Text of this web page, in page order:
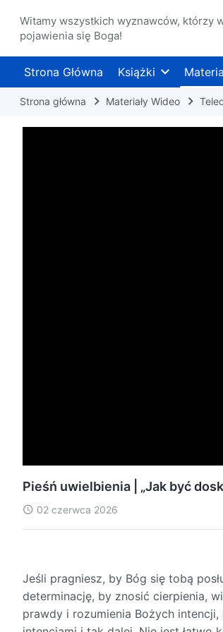
Witamy wszystkich wyznawców, którzy
pojawienia się Boga!
Strona Główna Książki
Strona główna Materiały Wideo
Pieśń uwielbienia | „Jak być
02 czerwca 2026
Jeśli pragniesz, by Bóg się tobą
determinację, by znosić cierpienia,
prawdy i rozumienia Bożych